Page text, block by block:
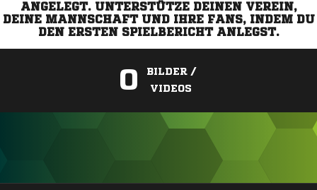
ANGELEGT. UNTERSTÜTZE DEINEN VEREIN,
DEINE MANNSCHAFT UND IHRE FANS, INDEM DU
DEN ERSTEN SPIELBERICHT ANLEGST.
0
BILDER /
VIDEOS